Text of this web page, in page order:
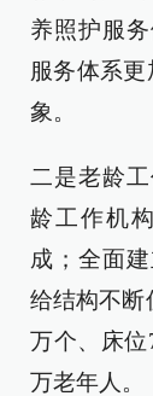
养照护服
服务体系
象。
二是老龄
龄工作机
成；全面
给结构不断
万个、床位
万老年人。